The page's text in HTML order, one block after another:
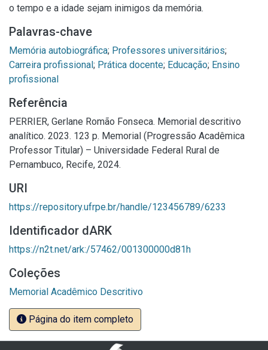
o tempo e a idade sejam inimigos da memória.
Palavras-chave
Memória autobiográfica; Professores universitários;
Carreira profissional; Prática docente; Educação; Ensino
profissional
Referência
PERRIER, Gerlane Romão Fonseca. Memorial descritivo
analítico. 2023. 123 p. Memorial (Progressão Acadêmica
Professor Titular) – Universidade Federal Rural de
Pernambuco, Recife, 2024.
URI
https://repository.ufrpe.br/handle/123456789/6233
Identificador dARK
https://n2t.net/ark:/57462/001300000d81h
Coleções
Memorial Acadêmico Descritivo
Página do item completo